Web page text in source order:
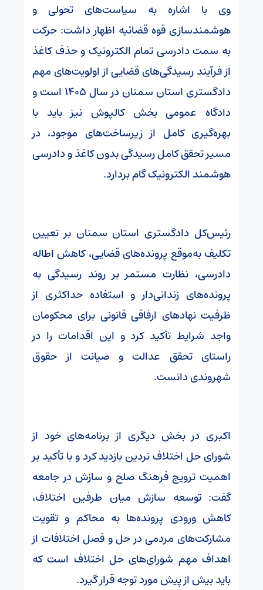
وی با اشاره به سیاست‌های تحولی و
هوشمندسازی قوه قضائیه اظهار داشت: حرکت
به سمت دادرسی تمام الکترونیک و حذف کاغذ
از فرآیند رسیدگی‌های قضایی از اولویت‌های مهم
دادگستری استان سمنان در سال ۱۴۰۵ است و
دادگاه عمومی بخش کالپوش نیز باید با
بهره‌گیری کامل از زیرساخت‌های موجود، در
مسیر تحقق کامل رسیدگی بدون کاغذ و دادرسی
هوشمند الکترونیک گام بردارد.
رئیس‌کل دادگستری استان سمنان بر تعیین
تکلیف به‌موقع پرونده‌های قضایی، کاهش اطاله
دادرسی، نظارت مستمر بر روند رسیدگی به
پرونده‌های زندانی‌دار و استفاده حداکثری از
ظرفیت نهادهای ارفاقی قانونی برای محکومان
واجد شرایط تأکید کرد و این اقدامات را در
راستای تحقق عدالت و صیانت از حقوق
شهروندی دانست.
اکبری در بخش دیگری از برنامه‌های خود از
شورای حل اختلاف نردین بازدید کرد و با تأکید بر
اهمیت ترویج فرهنگ صلح و سازش در جامعه
گفت: توسعه سازش میان طرفین اختلاف،
کاهش ورودی پرونده‌ها به محاکم و تقویت
مشارکت‌های مردمی در حل و فصل اختلافات از
اهداف مهم شورای‌های حل اختلاف است که
باید بیش از پیش مورد توجه قرار گیرد.